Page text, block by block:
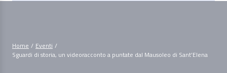
Home / Eventi /
Sguardi di storia, un videoracconto a puntate dal Mausoleo di Sant’Elena